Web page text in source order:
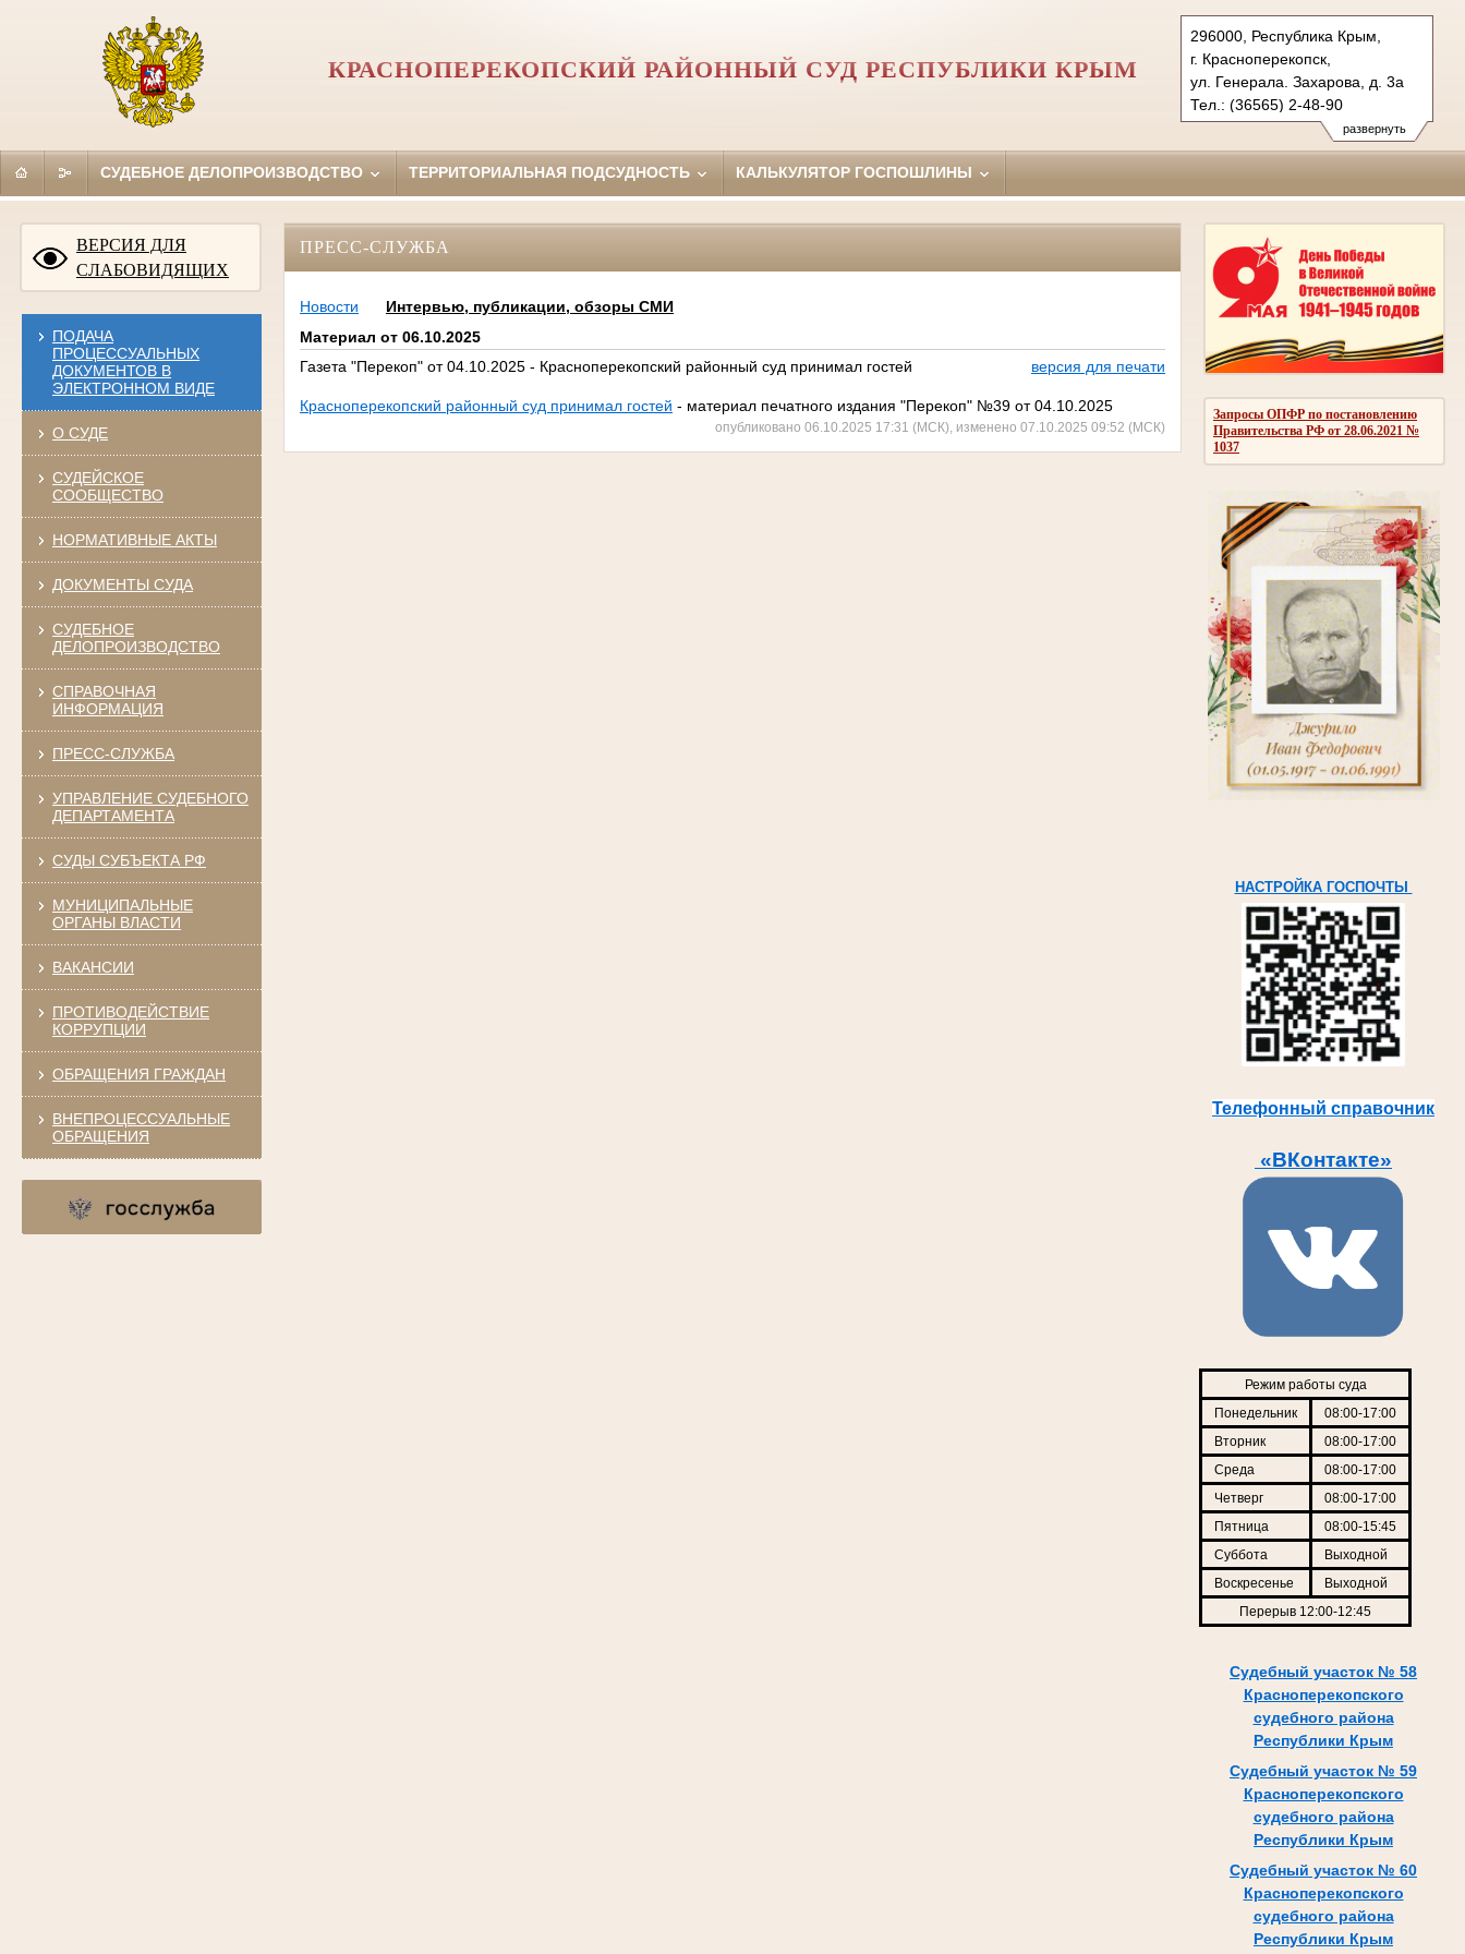
развернуть
296000, Республика Крым,
г. Красноперекопск,
ул. Генерала. Захарова, д. 3а
Тел.: (36565) 2-48-90
krasnoperekopskiy.krm@sudrf.ru
КРАСНОПЕРЕКОПСКИЙ РАЙОННЫЙ СУД РЕСПУБЛИКИ КРЫМ
СУДЕБНОЕ ДЕЛОПРОИЗВОДСТВО ТЕРРИТОРИАЛЬНАЯ ПОДСУДНОСТЬ КАЛЬКУЛЯТОР ГОСПОШЛИНЫ
ВЕРСИЯ ДЛЯ
СЛАБОВИДЯЩИХ
ПОДАЧА
ПРОЦЕССУАЛЬНЫХ
ДОКУМЕНТОВ В
ЭЛЕКТРОННОМ ВИДЕ
О СУДЕ
СУДЕЙСКОЕ
СООБЩЕСТВО
НОРМАТИВНЫЕ АКТЫ
ДОКУМЕНТЫ СУДА
СУДЕБНОЕ
ДЕЛОПРОИЗВОДСТВО
СПРАВОЧНАЯ
ИНФОРМАЦИЯ
ПРЕСС-СЛУЖБА
УПРАВЛЕНИЕ СУДЕБНОГО
ДЕПАРТАМЕНТА
СУДЫ СУБЪЕКТА РФ
МУНИЦИПАЛЬНЫЕ
ОРГАНЫ ВЛАСТИ
ВАКАНСИИ
ПРОТИВОДЕЙСТВИЕ
КОРРУПЦИИ
ОБРАЩЕНИЯ ГРАЖДАН
ВНЕПРОЦЕССУАЛЬНЫЕ
ОБРАЩЕНИЯ
Запросы ОПФР по постановлению
Правительства РФ от 28.06.2021 №
1037
НАСТРОЙКА ГОСПОЧТЫ
Телефонный справочник
«ВКонтакте»
Режим работы суда
Понедельник
08:00-17:00
Вторник
08:00-17:00
Среда
08:00-17:00
Четверг
08:00-17:00
Пятница
08:00-15:45
Суббота
Выходной
Воскресенье
Выходной
Перерыв 12:00-12:45
Судебный участок № 58
Красноперекопского
судебного района
Республики Крым
Судебный участок № 59
Красноперекопского
судебного района
Республики Крым
Судебный участок № 60
Красноперекопского
судебного района
Республики Крым
ПРЕСС-СЛУЖБА
Новости
Интервью, публикации, обзоры СМИ
Материал от 06.10.2025
Газета "Перекоп" от 04.10.2025 - Красноперекопский районный суд принимал гостей
версия для печати
Красноперекопский районный суд принимал гостей - материал печатного издания "Перекоп" №39 от 04.10.2025
опубликовано 06.10.2025 17:31 (МСК), изменено 07.10.2025 09:52 (МСК)